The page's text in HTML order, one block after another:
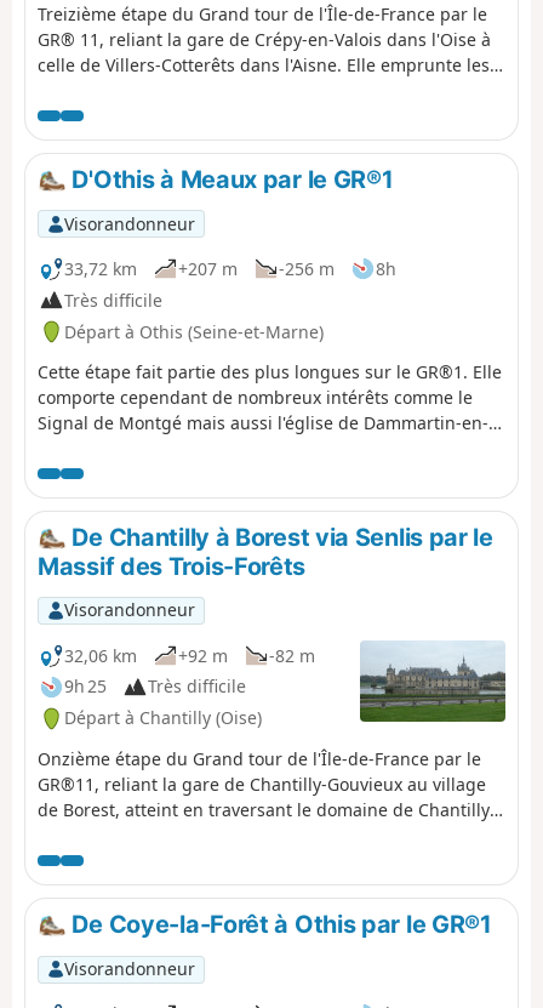
Treizième étape du Grand tour de l'Île-de-France par le
GR® 11, reliant la gare de Crépy-en-Valois dans l'Oise à
celle de Villers-Cotterêts dans l'Aisne. Elle emprunte les
partie de la vallée de la rivière Automne qu'elle remonte
sur plusieurs kilomètres, à la limite des départements de
l'Oise et de l'Aisne.
D'Othis à Meaux par le GR®1
Visorandonneur
33,72 km
+207 m -256 m
8h
Très difficile
Départ à Othis (Seine-et-Marne)
Cette étape fait partie des plus longues sur le GR®1. Elle
comporte cependant de nombreux intérêts comme le
Signal de Montgé mais aussi l'église de Dammartin-en-
boisées. Son arrivée est à Meaux, qui est une ville avec
un fort potentiel culturel : pourquoi ne pas terminer par
la dégustation du brie de Meaux par exemple dans une
fromagerie ? Cette randonnée peut aussi se découper en
deux parties.
De Chantilly à Borest via Senlis par le
Massif des Trois-Forêts
Visorandonneur
32,06 km
+92 m
-82 m
9h 25
Très difficile
Départ à Chantilly (Oise)
Onzième étape du Grand tour de l'Île-de-France par le
GR®11, reliant la gare de Chantilly-Gouvieux au village
de Borest, atteint en traversant le domaine de Chantilly,
un crochet par le centre historique de Senlis, et, en
option, un moment de recueillement devant la stèle à la
mémoire des victimes du crash aérien de mars 1974.
L'itinéraire suit, de plus ou moins loin, la rivière Nonette
qui sera franchie à plusieurs reprises. Le parcours de
l'étape, quasi-intégralement, en forêt, et avec peu de
De Coye-la-Forêt à Othis par le GR®1
Visorandonneur